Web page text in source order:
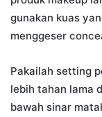
gunakan kuas
menggeser
Pakailah setting
lebih tahan lama
bawah sinar